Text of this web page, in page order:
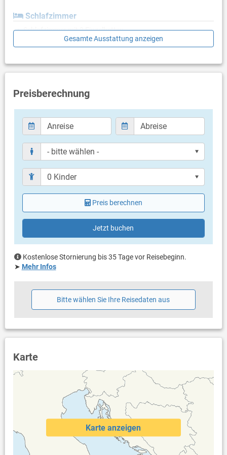
Schlafzimmer
Schlafzimmer mit 2 Einzelbetten
Badezimmer
Bad mit WC, Dusche
Bad mit WC, Dusche
Balkon & Terrasse
Balkongröße: 6 m²
Weitere Informationen
Grill vorhanden
Privater Parkplatz auf dem Grundstück
Haustier nicht erlaubt
Klimaanlage im Preis inklusive
Bettwäsche vorhanden
Handtücher vorhanden
Gesamte Ausstattung anzeigen
Preisberechnung
Preis berechnen
Jetzt buchen
Kostenlose Stornierung bis 35 Tage vor Reisebeginn.
➤ Mehr Infos
Bitte wählen Sie Ihre Reisedaten aus
Karte
Karte anzeigen